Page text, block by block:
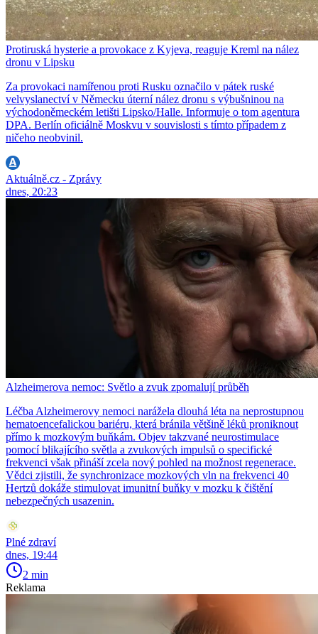
Protiruská hysterie a provokace z Kyjeva, reaguje Kreml na nález
dronu v Lipsku
Za provokaci namířenou proti Rusku označilo v pátek ruské
velvyslanectví v Německu úterní nález dronu s výbušninou na
východoněmeckém letišti Lipsko/Halle. Informuje o tom agentura
DPA. Berlín oficiálně Moskvu v souvislosti s tímto případem z
ničeho neobvinil.
Aktuálně.cz - Zprávy
dnes, 20:23
Alzheimerova nemoc: Světlo a zvuk zpomalují průběh
Léčba Alzheimerovy nemoci narážela dlouhá léta na neprostupnou
hematoencefalickou bariéru, která bránila většině léků proniknout
přímo k mozkovým buňkám. Objev takzvané neurostimulace
pomocí blikajícího světla a zvukových impulsů o specifické
frekvenci však přináší zcela nový pohled na možnost regenerace.
Vědci zjistili, že synchronizace mozkových vln na frekvenci 40
Hertzů dokáže stimulovat imunitní buňky v mozku k čištění
nebezpečných usazenin.
Plné zdraví
dnes, 19:44
2 min
Reklama